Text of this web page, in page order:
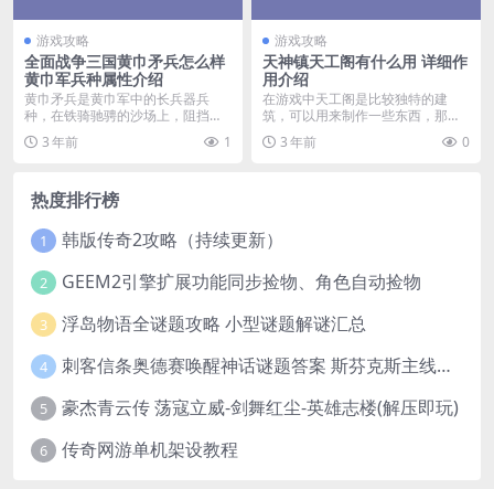
游戏攻略
全面战争三国黄巾矛兵怎么样
黄巾军兵种属性介绍
黄巾矛兵是黄巾军中的长兵器兵
种，在铁骑驰骋的沙场上，阻挡他
们的脚步，下面我们就为...
3 年前 1
游戏攻略
天神镇天工阁有什么用 详细作
用介绍
在游戏中天工阁是比较独特的建
筑，可以用来制作一些东西，那么
天神镇天工阁有什么用呢...
3 年前 0
热度排行榜
1 韩版传奇2攻略（持续更新）
2 GEEM2引擎扩展功能同步捡物、角色自动捡物
3 浮岛物语全谜题攻略 小型谜题解谜汇总
4 刺客信条奥德赛唤醒神话谜题答案 斯芬克斯主线攻略
5 豪杰青云传 荡寇立威-剑舞红尘-英雄志楼(解压即玩)
6 传奇网游单机架设教程